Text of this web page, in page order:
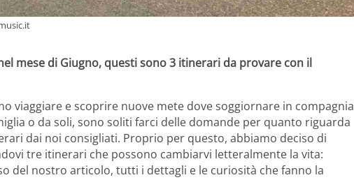
mese di Giugno, questi sono 3 itinerari da provare con il
viaggiare e scoprire nuove mete dove soggiornare in compagnia
o da soli, sono soliti farci delle domande per quanto riguarda
dai noi consigliati. Proprio per questo, abbiamo deciso di
tre itinerari che possono cambiarvi letteralmente la vita:
del nostro articolo, tutti i dettagli e le curiosità che fanno la